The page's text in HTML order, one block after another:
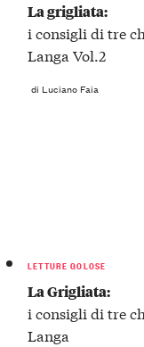
La grigliata:
i consigli di tre
Langa Vol.2
di Luciano Faia
LETTURE GOLOSE
La Grigliata:
i consigli di tre
Langa